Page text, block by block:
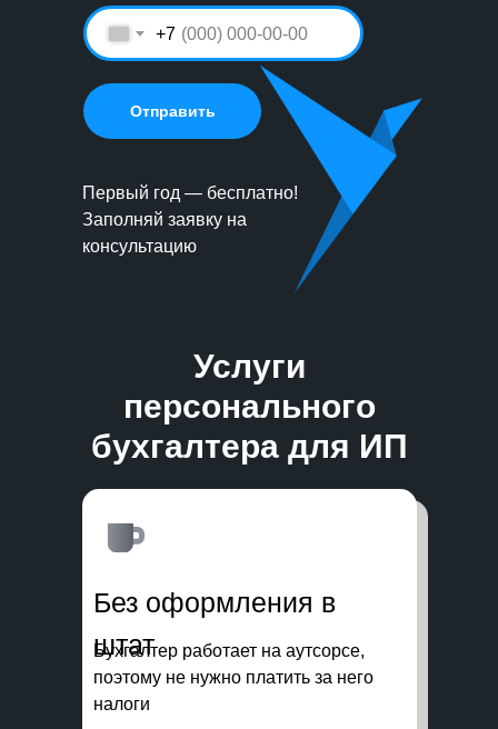
Первый год — бесплатно!
Заполняй заявку на
консультацию
+7
Отправить
Услуги
персонального
бухгалтера для ИП
Бухгалтер работает на аутсорсе,
поэтому не нужно платить за него
налоги
Без оформления в
штат